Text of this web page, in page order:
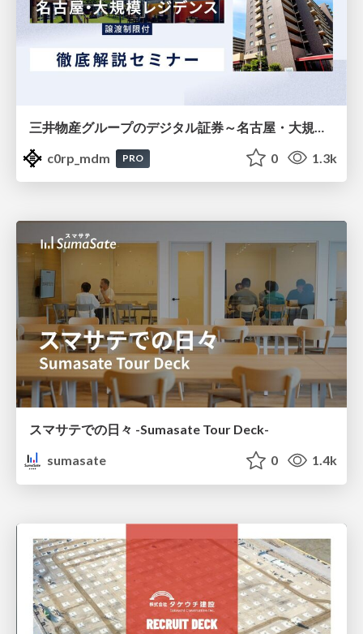
c0rp_mdm
PRO 0 1.3k
スマサテでの日々 -Sumasate Tour Deck-
sumasate
0 1.4k